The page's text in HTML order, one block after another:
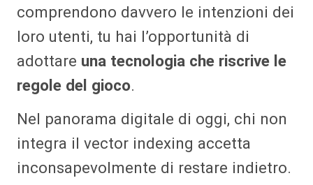
comprendono davvero le intenzioni dei
loro utenti, tu hai l’opportunità di
adottare una tecnologia che riscrive le
regole del gioco.
Nel panorama digitale di oggi, chi non
integra il vector indexing accetta
inconsapevolmente di restare indietro.